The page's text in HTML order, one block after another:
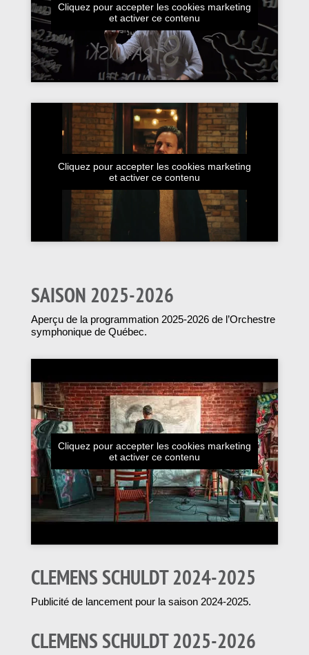
Cliquez pour accepter les cookies marketing
et activer ce contenu
Cliquez pour accepter les cookies marketing
et activer ce contenu
SAISON 2025-2026
Aperçu de la programmation 2025-2026 de l’Orchestre
symphonique de Québec.
Cliquez pour accepter les cookies marketing
et activer ce contenu
CLEMENS SCHULDT 2024-2025
Publicité de lancement pour la saison 2024-2025.
CLEMENS SCHULDT 2025-2026